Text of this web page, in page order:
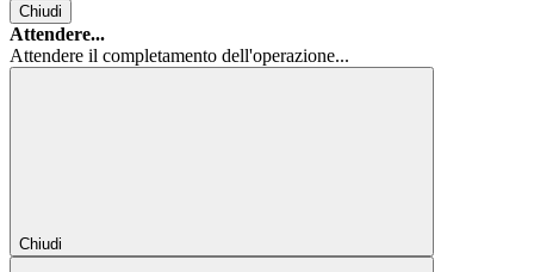
Chiudi
Attendere...
Attendere il completamento dell'operazione...
Chiudi